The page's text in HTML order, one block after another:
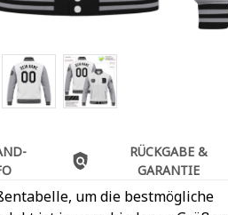
RÜCKGABE &
GARANTIE
um die bestmögliche